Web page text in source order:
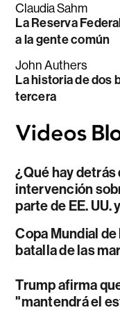
Claudia Sahm
La Reserva
a la gente común
John Authers
La historia de dos
tercera
¿Qué hay detrás
intervención
parte de EE. UU.
Copa Mundial de
batalla de las
Trump afirma
"mantendrá el